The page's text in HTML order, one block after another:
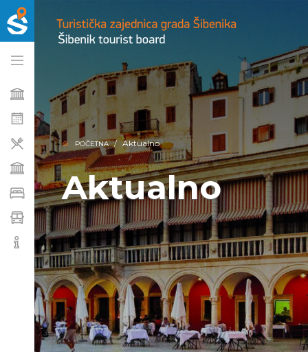
POČETNA Aktualno
Aktualno